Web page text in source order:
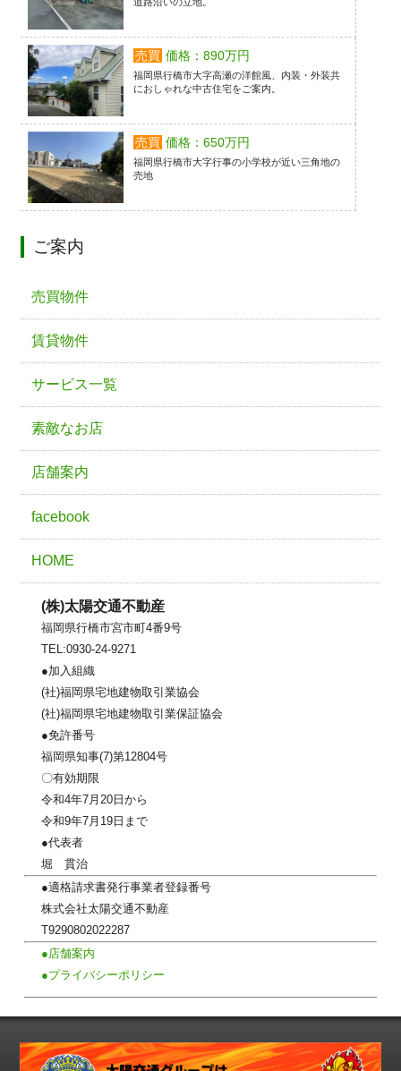
売買 価格：890万円
福岡県行橋市大字高瀬の洋館風、内装・外装共
におしゃれな中古住宅をご案内。
売買 価格：650万円
福岡県行橋市大字行事の小学校が近い三角地の
売地
ご案内
売買物件
賃貸物件
サービス一覧
素敵なお店
店舗案内
facebook
HOME
(株)太陽交通不動産
福岡県行橋市宮市町4番9号
TEL:0930-24-9271
●加入組織
(社)福岡県宅地建物取引業協会
(社)福岡県宅地建物取引業保証協会
●免許番号
福岡県知事(7)第12804号
〇有効期限
令和4年7月20日から
令和9年7月19日まで
●代表者
堀 貫治
●適格請求書発行事業者登録番号
株式会社太陽交通不動産
T9290802022287
●店舗案内
●プライバシーポリシー